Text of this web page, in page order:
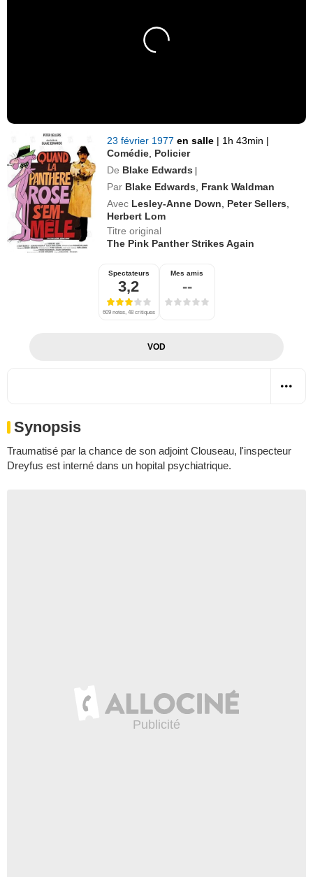
23 février 1977en salle | 1h 43min |
Comédie Policier
De Blake Edwards |
Par Blake Edwards
Frank Waldman
Avec Lesley-Anne Down Peter Sellers
Herbert Lom
Titre original
The Pink Panther Strikes Again
Spectateurs
3,2
609 notes, 48 critiques
Mes amis
--
VOD
Synopsis
Traumatisé par la chance de son adjoint Clouseau, l'inspecteur
Dreyfus est interné dans un hopital psychiatrique.